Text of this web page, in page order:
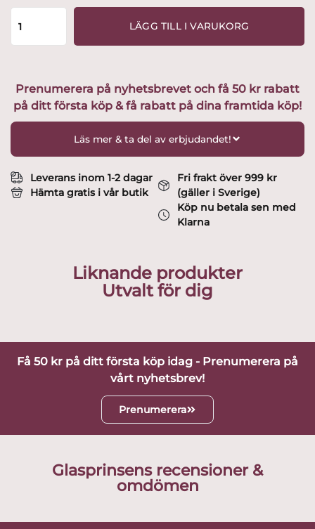
-
Festivo
Senator
glas-
design
Timo
LÄGG TILL I VARUKORG
Prenumerera på nyhetsbrevet och få 50 kr rabatt
på ditt första köp & få rabatt på dina framtida köp!
Läs mer & ta del av erbjudandet!
Leverans inom 1-2 dagar
Hämta gratis i vår butik
Fri frakt över 999 kr
(gäller i Sverige)
Köp nu betala sen med
Klarna
Liknande produkter
Utvalt för dig
Få 50 kr på ditt första köp idag - Prenumerera på
vårt nyhetsbrev!
Prenumerera
Glasprinsens recensioner &
omdömen